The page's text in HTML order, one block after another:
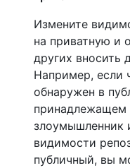
Измените
на приватную и
других вносить
Например, если
обнаружен в
принадлежащем
злоумышленник
видимости
публичный, вы